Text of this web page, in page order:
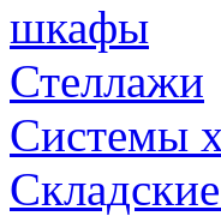
шкафы
Стеллажи
Системы